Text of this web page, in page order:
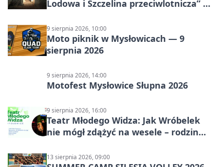
Lodowa i Szczelina przeciwlotnicza” –
9 sierpnia 2026, 10:00
Moto piknik w Mysłowicach — 9
sierpnia 2026
9 sierpnia 2026, 14:00
Motofest Mysłowice Słupna 2026
9 sierpnia 2026, 16:00
Teatr Młodego Widza: Jak Wróbelek
nie mógł zdążyć na wesele – rodzinny
13 sierpnia 2026, 09:00